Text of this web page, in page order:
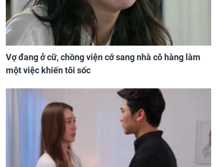
Vợ đang ở cữ, chồng viện cớ sang nhà cô hàng làm
một việc khiến tôi sốc